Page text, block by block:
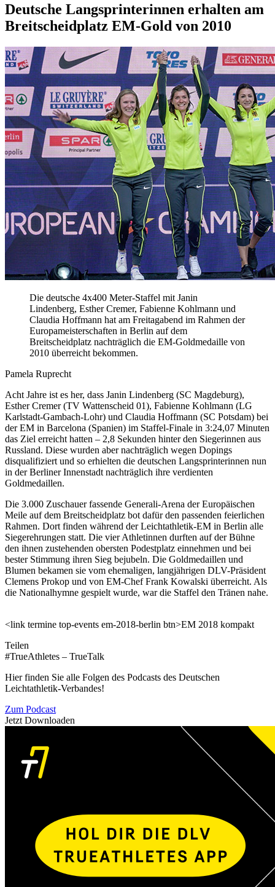
Deutsche Langsprinterinnen erhalten am
Breitscheidplatz EM-Gold von 2010
Die deutsche 4x400 Meter-Staffel mit Janin
Lindenberg, Esther Cremer, Fabienne Kohlmann und
Claudia Hoffmann hat am Freitagabend im Rahmen der
Europameisterschaften in Berlin auf dem
Breitscheidplatz nachträglich die EM-Goldmedaille von
2010 überreicht bekommen.
Pamela Ruprecht
Acht Jahre ist es her, dass Janin Lindenberg (SC Magdeburg),
Esther Cremer (TV Wattenscheid 01), Fabienne Kohlmann (LG
Karlstadt-Gambach-Lohr) und Claudia Hoffmann (SC Potsdam) bei
der EM in Barcelona (Spanien) im Staffel-Finale in 3:24,07 Minuten
das Ziel erreicht hatten – 2,8 Sekunden hinter den Siegerinnen aus
Russland. Diese wurden aber nachträglich wegen Dopings
disqualifiziert und so erhielten die deutschen Langsprinterinnen nun
in der Berliner Innenstadt nachträglich ihre verdienten
Goldmedaillen.
Die 3.000 Zuschauer fassende Generali-Arena der Europäischen
Meile auf dem Breitscheidplatz bot dafür den passenden feierlichen
Rahmen. Dort finden während der Leichtathletik-EM in Berlin alle
Siegerehrungen statt. Die vier Athletinnen durften auf der Bühne
den ihnen zustehenden obersten Podestplatz einnehmen und bei
bester Stimmung ihren Sieg bejubeln. Die Goldmedaillen und
Blumen bekamen sie vom ehemaligen, langjährigen DLV-Präsident
Clemens Prokop und von EM-Chef Frank Kowalski überreicht. Als
die Nationalhymne gespielt wurde, war die Staffel den Tränen nahe.
<link termine top-events em-2018-berlin btn>EM 2018 kompakt
Teilen
#TrueAthletes – TrueTalk
Hier finden Sie alle Folgen des Podcasts des Deutschen
Leichtathletik-Verbandes!
Zum Podcast
Jetzt Downloaden